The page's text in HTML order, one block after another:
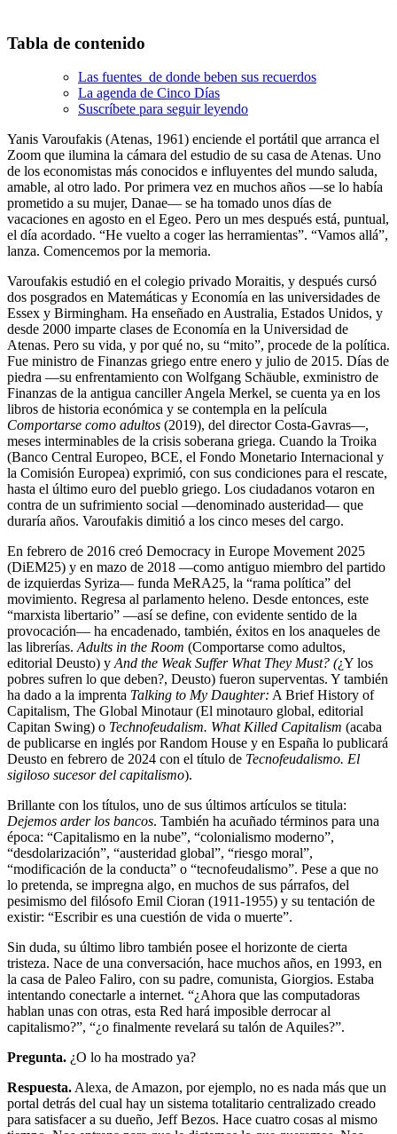
Tabla de contenido
Las fuentes de donde beben sus recuerdos
La agenda de Cinco Días
Suscríbete para seguir leyendo
Yanis Varoufakis (Atenas, 1961) enciende el portátil que arranca el
Zoom que ilumina la cámara del estudio de su casa de Atenas. Uno
de los economistas más conocidos e influyentes del mundo saluda,
amable, al otro lado. Por primera vez en muchos años —se lo había
prometido a su mujer, Danae— se ha tomado unos días de
vacaciones en agosto en el Egeo. Pero un mes después está, puntual,
el día acordado. “He vuelto a coger las herramientas”. “Vamos allá”,
lanza. Comencemos por la memoria.
Varoufakis estudió en el colegio privado Moraitis, y después cursó
dos posgrados en Matemáticas y Economía en las universidades de
Essex y Birmingham. Ha enseñado en Australia, Estados Unidos, y
desde 2000 imparte clases de Economía en la Universidad de
Atenas. Pero su vida, y por qué no, su “mito”, procede de la política.
Fue ministro de Finanzas griego entre enero y julio de 2015. Días de
piedra —su enfrentamiento con Wolfgang Schäuble, exministro de
Finanzas de la antigua canciller Angela Merkel, se cuenta ya en los
libros de historia económica y se contempla en la película
Comportarse como adultos (2019), del director Costa-Gavras—,
meses interminables de la crisis soberana griega. Cuando la Troika
(Banco Central Europeo, BCE, el Fondo Monetario Internacional y
la Comisión Europea) exprimió, con sus condiciones para el rescate,
hasta el último euro del pueblo griego. Los ciudadanos votaron en
contra de un sufrimiento social —denominado austeridad— que
duraría años. Varoufakis dimitió a los cinco meses del cargo.
En febrero de 2016 creó Democracy in Europe Movement 2025
(DiEM25) y en mazo de 2018 —como antiguo miembro del partido
de izquierdas Syriza— funda MeRA25, la “rama política” del
movimiento. Regresa al parlamento heleno. Desde entonces, este
“marxista libertario” —así se define, con evidente sentido de la
provocación— ha encadenado, también, éxitos en los anaqueles de
las librerías. Adults in the Room (Comportarse como adultos,
editorial Deusto) y And the Weak Suffer What They Must? (¿Y los
pobres sufren lo que deben?, Deusto) fueron superventas. Y también
ha dado a la imprenta Talking to My Daughter: A Brief History of
Capitalism, The Global Minotaur (El minotauro global, editorial
Capitan Swing) o Technofeudalism. What Killed Capitalism (acaba
de publicarse en inglés por Random House y en España lo publicará
Deusto en febrero de 2024 con el título de Tecnofeudalismo. El
sigiloso sucesor del capitalismo).
Brillante con los títulos, uno de sus últimos artículos se titula:
Dejemos arder los bancos. También ha acuñado términos para una
época: “Capitalismo en la nube”, “colonialismo moderno”,
“desdolarización”, “austeridad global”, “riesgo moral”,
“modificación de la conducta” o “tecnofeudalismo”. Pese a que no
lo pretenda, se impregna algo, en muchos de sus párrafos, del
pesimismo del filósofo Emil Cioran (1911-1955) y su tentación de
existir: “Escribir es una cuestión de vida o muerte”.
Sin duda, su último libro también posee el horizonte de cierta
tristeza. Nace de una conversación, hace muchos años, en 1993, en
la casa de Paleo Faliro, con su padre, comunista, Giorgios. Estaba
intentando conectarle a internet. “¿Ahora que las computadoras
hablan unas con otras, esta Red hará imposible derrocar al
capitalismo?”, “¿o finalmente revelará su talón de Aquiles?”.
Pregunta. ¿O lo ha mostrado ya?
Respuesta. Alexa, de Amazon, por ejemplo, no es nada más que un
portal detrás del cual hay un sistema totalitario centralizado creado
para satisfacer a su dueño, Jeff Bezos. Hace cuatro cosas al mismo